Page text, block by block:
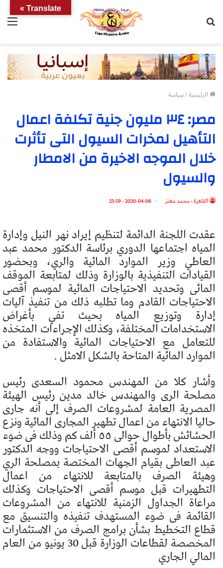
الرئيسية/سياسة
مصر: ٣٤ مليون جنية تكلفة اعمال
التأهيل لمخرات السيول التى تأثرت
خلال الموجه الاخيرة من الامطار
والسيول
القاهرة - محمد معتز 2020-04-06 - 23:59
عقدت اللجنة الدائمة لتنظيم إيراد نهر النيل وإدارة
المياه اجتماعها الدوري برئاسة الدكتور محمد عبد
العاطي وزير الموارد المائية والري، وبحضور
القيادات التنفيذية بالوزارة وذلك لمتابعة الموقف
المائى وتحديد الاحتياجات المائية لموسم أقصى
الاحتياجات القادم وما تطلبه ذلك من تنفيذ آليات
إدارة وتوزيع المياه بحيث تفي بأغراض
الاستخدامات المختلفة، وكذلك الإجراءات المتخذه
للتعامل مع الاحتياجات المائية والاستفادة من
الموارد المائية المتاحة بالشكل الامثل .
وأشار كلا من المهندس محمود السعدى رئيس
مصلحة الرى والمهندس خالد مدين رئيس الهيئة
المصرية العامة لمشروعات الصرف إلى أنه جارى
حاليا الانتهاء من اعمال تطهير المجارى المائية ونزع
الحشائش بأطوال حوالى ٥٥ ألف كم وذلك فى ضوء
الاستعداد لموسم أقصى الاحتياجات ووجه الدكتور
عبد العاطى بقيام الجهات المختصة بمصلحة الري
وهيئة الصرف بالمتابعة للانتهاء من اعمال
التطهيرات قبل موسم أقصى الاحتياجات وكذلك
مراعاة الجداول الزمنية للانتهاء من المشروعات
القائمة فى ضوء المستهدف تنفيذه والتنسيق مع
قطاع التخطيط بشأن برامج الصرف من الاستثمارات
المخصصة لقطاعات الوزارة قبل 30 يونيو من العام
المالي الجاري
Translate »